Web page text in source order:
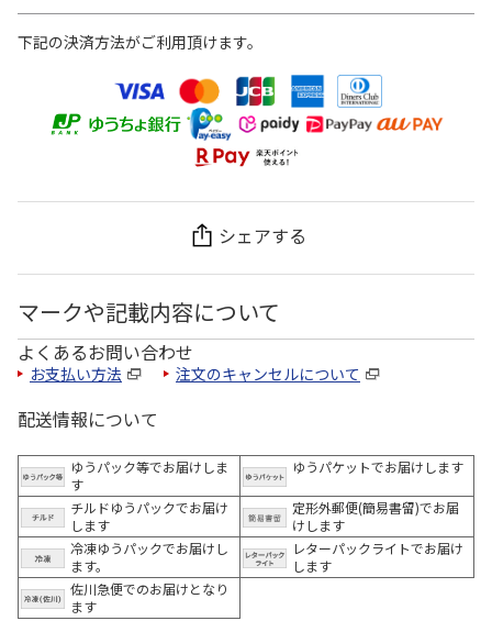
下記の決済方法がご利用頂けます。
シェアする
マークや記載内容について
よくあるお問い合わせ
お支払い方法 注文のキャンセルについて
配送情報について
ゆうパック等でお届けしま
す
ゆうパケットでお届けします
チルドゆうパックでお届け
します
定形外郵便(簡易書留)でお届
けします
冷凍ゆうパックでお届けし
ます。
レターパックライトでお届け
します
佐川急便でのお届けとなり
ます